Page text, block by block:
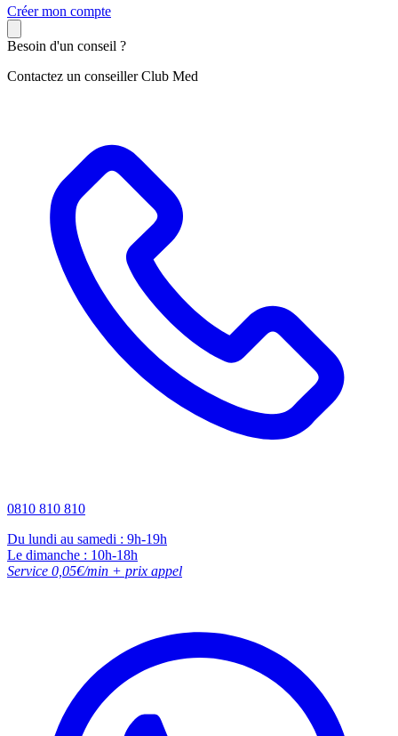
Créer mon compte
Besoin d'un conseil ?
Contactez un conseiller Club Med
0810 810 810
Du lundi au samedi : 9h-19h
Le dimanche : 10h-18h
Service 0,05€/min + prix appel